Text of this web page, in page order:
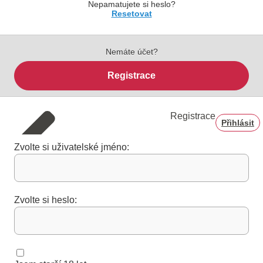
Nepamatujete si heslo?
Resetovat
Nemáte účet?
Registrace
Registrace
Přihlásit
Zvolte si uživatelské jméno:
Zvolte si heslo: